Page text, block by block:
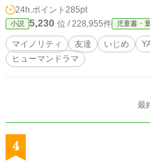
れたのは麗華で、転校
じる文と、自然体
の関わりはなくな
スで浮く存在となってしまう。 普
迎える文。学校で
二人は出会いによ
24h.ポイント 285pt
小説 5,230 位 / 228,955件 児童書・
マイノリティ 友達 いじめ
ヒューマンドラマ
最
4